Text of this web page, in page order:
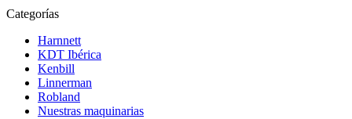
Categorías
Harnnett
KDT Ibérica
Kenbill
Linnerman
Robland
Nuestras maquinarias